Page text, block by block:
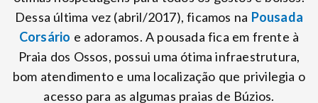
Dessa última vez (abril/2017), ficamos na Pousada
Corsário e adoramos. A pousada fica em frente à
Praia dos Ossos, possui uma ótima infraestrutura,
bom atendimento e uma localização que privilegia o
acesso para as algumas praias de Búzios.